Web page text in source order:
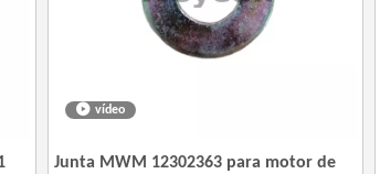
vídeo
Junta MWM 12302363 para motor de